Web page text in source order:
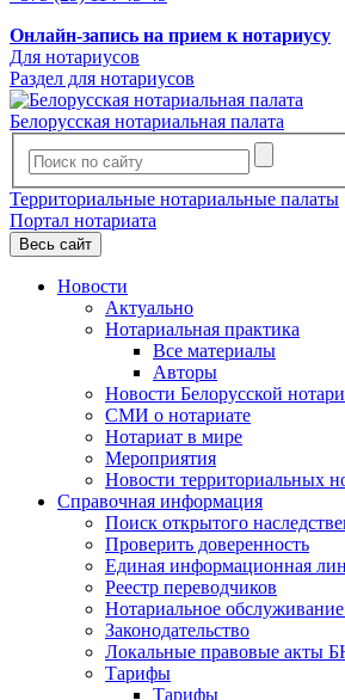
Онлайн-запись на прием к нотариусу
Для нотариусов
Раздел для нотариусов
Белорусская нотариальная палата
Территориальные нотариальные палаты
Портал нотариата
Весь сайт
Новости
Актуально
Нотариальная практика
Все материалы
Авторы
Новости Белорусской
СМИ о нотариате
Нотариат в мире
Мероприятия
Новости территориальных
Справочная информация
Поиск открытого
Проверить доверенность
Единая информационная
Реестр переводчиков
Нотариальное обслуживание
Законодательство
Локальные правовые акты
Тарифы
Тарифы